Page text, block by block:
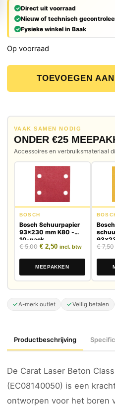
Direct uit voorraad
Nieuw of technisch
Fysieke winkel in Baak
Op voorraad
Carat Laser Beton Classic
TOEVOEGEN
VAAK SAMEN NODIG
ONDER €25
Accessoires en verbruiksmateriaal
BOSCH
Bosch Schuurpapier
93x230 mm K80 -
10-pack
€5,00 Oorspronkelijke prijs
€ 2,50Huidige prijs is: €
incl. btw
MEEPAKKEN
stuks
€7,50
A-merk outlet Veilig betalen
Productbeschrijving
De Carat Laser Beton
(EC08140050) is een
ontworpen voor het boren